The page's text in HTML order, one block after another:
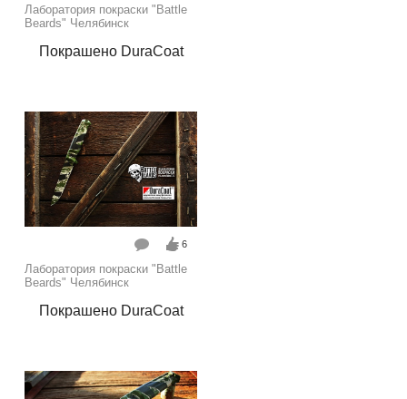
Лаборатория покраски "Battle
Beards" Челябинск
Покрашено DuraCoat
6
Лаборатория покраски "Battle
Beards" Челябинск
Покрашено DuraCoat